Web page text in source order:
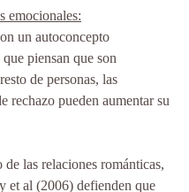
emocionales:
un autoconcepto
piensan que son
de personas, las
rechazo pueden aumentar su
las relaciones románticas,
et al (2006) defienden que